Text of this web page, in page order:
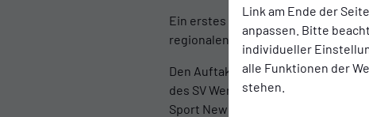
Link am Ende der
anpassen. Bitte
individueller
alle Funktionen der
stehen.
Ein erstes sichtbares Zeichen der
regionalen Online-Shop der
Den Auftakt der Kooperation bildet
des SV Werder Bremen im
Sport News HD übertragen – ein